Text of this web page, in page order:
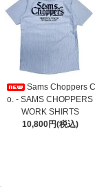
Sams Choppers C
o. - SAMS CHOPPERS
WORK SHIRTS
10,800円(税込)